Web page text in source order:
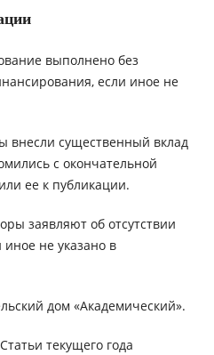
выполнено без
если иное не
внесли существенный вклад
с окончательной
ее к публикации.
заявляют об отсутствии
иное не указано в
дом «Академический».
текущего года